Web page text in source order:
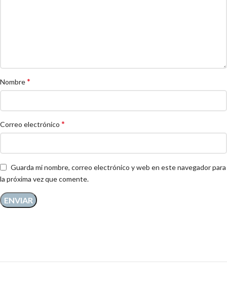
Nombre*
Correo electrónico *
Guarda mi nombre, correo electrónico y web en este navegador para
la próxima vez que comente.